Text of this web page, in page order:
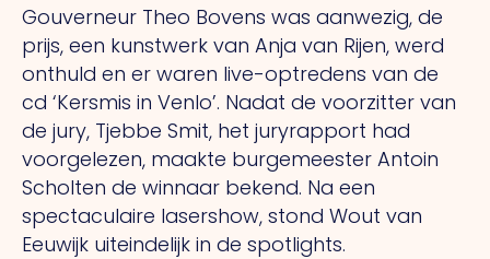
Gouverneur Theo Bovens was aanwezig, de
prijs, een kunstwerk van Anja van Rijen, werd
onthuld en er waren live-optredens van de
cd ‘Kersmis in Venlo’. Nadat de voorzitter van
de jury, Tjebbe Smit, het juryrapport had
voorgelezen, maakte burgemeester Antoin
Scholten de winnaar bekend. Na een
spectaculaire lasershow, stond Wout van
Eeuwijk uiteindelijk in de spotlights.